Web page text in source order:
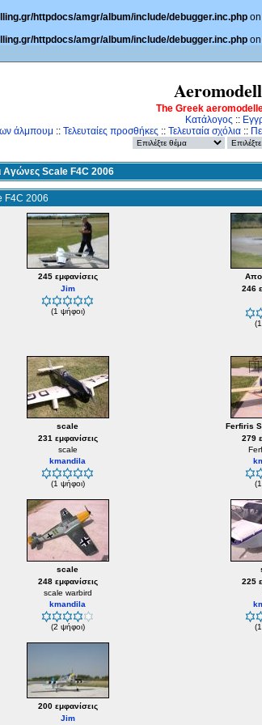
httpdocs/amgr/album/include/debugger.inc.php
httpdocs/amgr/album/include/debugger.inc.php
The Greek
Κατάλογος ::
άλμπουμ :: Τελευταίες προσθήκες :: Τελευταία σχόλια ::
Αγώνες Scale F4C 2006
F4C 2006
245 εμφανίσεις
Jim
(1 ψήφοι)
246
scale
231 εμφανίσεις
scale
kmandila
(1 ψήφοι)
Ferfiris
279
scale
248 εμφανίσεις
scale warbird
kmandila
(2 ψήφοι)
225
200 εμφανίσεις
Jim